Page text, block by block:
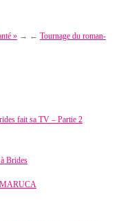
» → ← Tournage du roman-
fait sa TV – Partie 2
Brides
MARUCA